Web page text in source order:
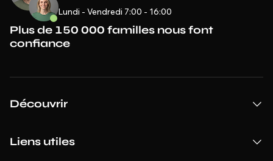
Lundi - Vendredi 7:00 - 16:00
Plus de 150 000 familles nous font
confiance
Découvrir
Liens utiles